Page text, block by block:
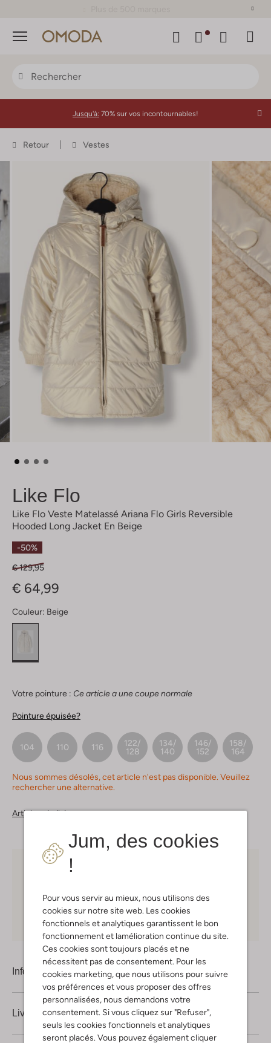
Menu
Jum, des cookies
!
Pour vous servir au mieux, nous utilisons des
cookies sur notre site web. Les cookies
fonctionnels et analytiques garantissent le bon
fonctionnement et lamélioration continue du site.
Ces cookies sont toujours placés et ne
nécessitent pas de consentement. Pour les
cookies marketing, que nous utilisons pour suivre
vos préférences et vous proposer des offres
personnalisées, nous demandons votre
consentement. Si vous cliquez sur "Refuser",
seuls les cookies fonctionnels et analytiques
seront placés. Vous pouvez également cliquer
Jusqu'à: 70% sur vos incontournables!
Retour Vestes
Like Flo
Like Flo Veste Matelassé Ariana Flo Girls Reversible
Hooded Long Jacket En Beige
-50%
€ 129,95
€ 64,99
Couleur: Beige
Votre pointure : Ce article a une coupe normale
Pointure épuisée?
104 110 116
122/
128
134/
140
146/
152
158/
164
Nous sommes désolés, cet article n'est pas disponible. Veuillez
rechercher une alternative.
Articles similaires
Choisissez vous-même votre moment de livraison
30 joursde retours
Shopping en ligne en toute sécurité
Information produit
Livraison & retours